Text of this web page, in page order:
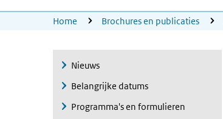
Hoofdnavigatie
U bevindt zich hier:
Home Brochures en publicaties
Nieuws
Belangrijke datums
Programma's en formulieren